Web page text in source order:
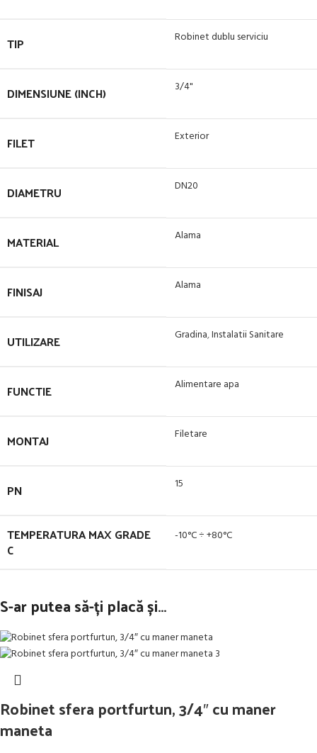
TIP Robinet dublu serviciu
DIMENSIUNE (INCH) 3/4"
FILET Exterior
DIAMETRU DN20
MATERIAL Alama
FINISAJ Alama
UTILIZARE Gradina,Instalatii Sanitare
FUNCTIE Alimentare apa
MONTAJ Filetare
PN 15
TEMPERATURA MAX GRADE
C
-10°C ÷ +80°C
S-ar putea să-ți placă și…
Robinet sfera portfurtun, 3/4″ cu maner
maneta